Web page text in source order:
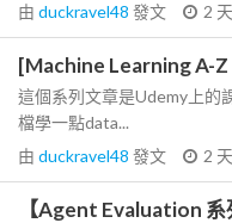
由 duckravel48 發文 2
[Machine Learning A-
這個系列文章是Udemy上的
檔學一點data...
由 duckravel48 發文 2
【Agent Evaluation